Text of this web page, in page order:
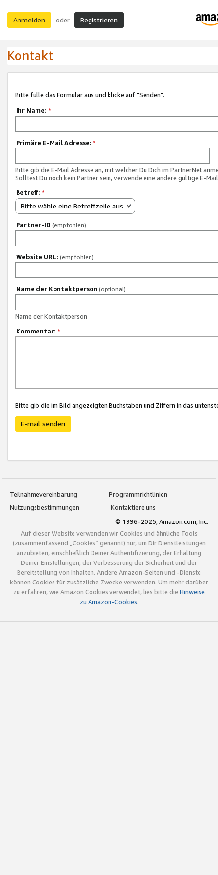
Anmelden oder Registrieren
Kontakt
Bitte fülle das Formular aus und klicke auf "Senden".
Ihr Name: *
Primäre E-Mail Adresse: *
Bitte gib die E-Mail Adresse an, mit welcher Du Dich im PartnerNet
Solltest Du noch kein Partner sein, verwende eine andere gültige E-
Betreff: *
Bitte wähle eine Betreffzeile aus.
Partner-ID (empfohlen)
Website URL: (empfohlen)
Name der Kontaktperson (optional)
Name der Kontaktperson
Kommentar: *
Bitte gib die im Bild angezeigten Buchstaben und Ziffern in das
E-mail senden
Teilnahmevereinbarung
Programmrichtlinien
Nutzungsbestimmungen
Kontaktiere uns
© 1996-2025, Amazon.com, Inc.
Auf dieser Website verwenden wir Cookies und ähnliche Tools
(zusammenfassend „Cookies“ genannt) nur, um Dir Dienstleistungen
anzubieten, einschließlich Deiner Authentifizierung, der Erhaltung
Deiner Einstellungen, der Verbesserung der Sicherheit und der
Bereitstellung von Inhalten. Andere Amazon-Seiten und -Dienste
können Cookies für zusätzliche Zwecke verwenden. Um mehr darüber
zu erfahren, wie Amazon Cookies verwendet, lies bitte die Hinweise
zu Amazon-Cookies.